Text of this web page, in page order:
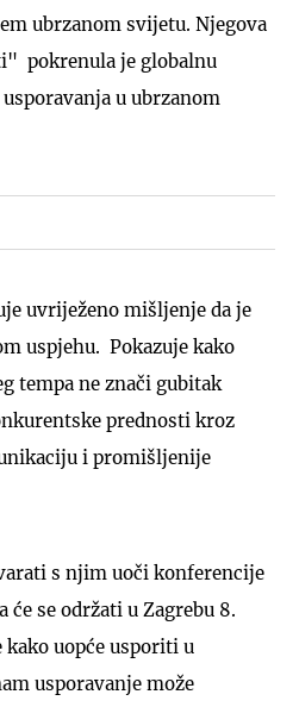
ubrzanom svijetu. Njegova
pokrenula je globalnu
u ubrzanom
uvriježeno mišljenje da je
uspjehu. Pokazuje kako
tempa ne znači gubitak
prednosti kroz
i promišljenije
s njim uoči konferencije
će se održati u Zagrebu 8.
uopće usporiti u
usporavanje može